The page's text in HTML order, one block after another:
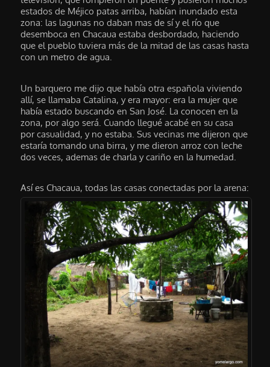
estados de Méjico patas arriba, habían inundado esta
zona: las lagunas no daban mas de sí y el río que
desemboca en Chacaua estaba desbordado, haciendo
que el pueblo tuviera más de la mitad de las casas hasta
con un metro de agua.
Un barquero me dijo que había otra española viviendo
allí, se llamaba Catalina, y era mayor: era la mujer que
había estado buscando en San José. La conocen en la
zona, por algo será. Cuando llegué acabé en su casa
por casualidad, y no estaba. Sus vecinas me dijeron que
estaría tomando una birra, y me dieron arroz con leche
dos veces, ademas de charla y cariño en la humedad.
Así es Chacaua, todas las casas conectadas por la arena: